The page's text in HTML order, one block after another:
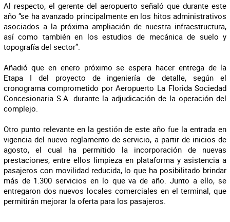
Al respecto, el gerente del aeropuerto señaló que durante este
año “se ha avanzado principalmente en los hitos administrativos
asociados a la próxima ampliación de nuestra infraestructura,
así como también en los estudios de mecánica de suelo y
topografía del sector”.
Añadió que en enero próximo se espera hacer entrega de la
Etapa I del proyecto de ingeniería de detalle, según el
cronograma comprometido por Aeropuerto La Florida Sociedad
Concesionaria S.A. durante la adjudicación de la operación del
complejo.
Otro punto relevante en la gestión de este año fue la entrada en
vigencia del nuevo reglamento de servicio, a partir de inicios de
agosto, el cual ha permitido la incorporación de nuevas
prestaciones, entre ellos limpieza en plataforma y asistencia a
pasajeros con movilidad reducida, lo que ha posibilitado brindar
más de 1.300 servicios en lo que va de año. Junto a ello, se
entregaron dos nuevos locales comerciales en el terminal, que
permitirán mejorar la oferta para los pasajeros.